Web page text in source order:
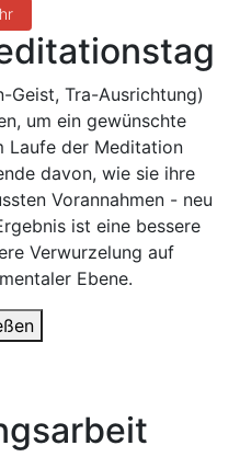
Geist, Tra-Ausrichtung)
um ein gewünschte
Laufe der Meditation
davon, wie sie ihre
Vorannahmen - neu
ist eine bessere
Verwurzelung auf
Ebene.